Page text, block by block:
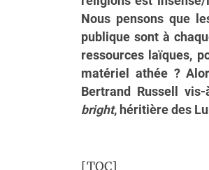
Nous pensons que
publique sont à
ressources laïques,
matériel athée ?
Bertrand Russell vis-
bright, héritière des
[TOC]